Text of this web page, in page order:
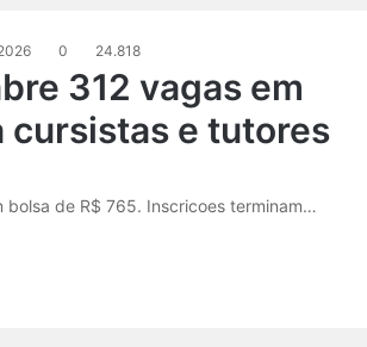
0 24.818
312 vagas em
cursistas e tutores
de R$ 765. Inscricoes terminam…